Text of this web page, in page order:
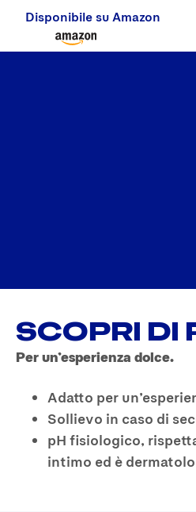
Disponibile su Amazon
SCOPRI DI
Per un’esperienza dolce.
Adatto per
Sollievo in caso di
pH fisiologico,
intimo ed è